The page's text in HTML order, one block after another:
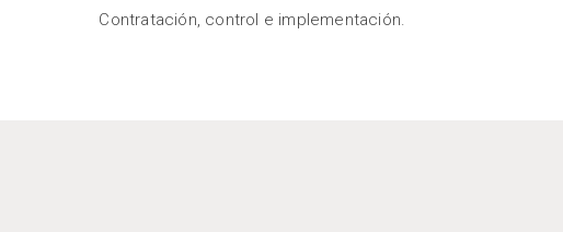
Contratación, control e implementación.